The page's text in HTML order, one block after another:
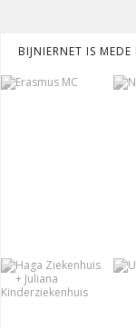
BIJNIERNET IS